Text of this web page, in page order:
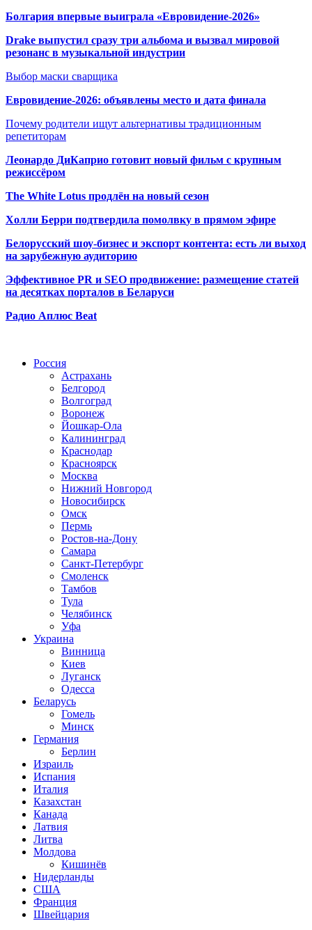
Болгария впервые выиграла «Евровидение-2026»
Drake выпустил сразу три альбома и вызвал мировой
резонанс в музыкальной индустрии
Выбор маски сварщика
Евровидение-2026: объявлены место и дата финала
Почему родители ищут альтернативы традиционным
репетиторам
Леонардо ДиКаприо готовит новый фильм с крупным
режиссёром
The White Lotus продлён на новый сезон
Холли Берри подтвердила помолвку в прямом эфире
Белорусский шоу-бизнес и экспорт контента: есть ли выход
на зарубежную аудиторию
Эффективное PR и SEO продвижение: размещение статей
на десятках порталов в Беларуси
Радио Аплюс Beat
Россия
Астрахань
Белгород
Волгоград
Воронеж
Йошкар-Ола
Калининград
Краснодар
Красноярск
Москва
Нижний Новгород
Новосибирск
Омск
Пермь
Ростов-на-Дону
Самара
Санкт-Петербург
Смоленск
Тамбов
Тула
Челябинск
Уфа
Украина
Винница
Киев
Луганск
Одесса
Беларусь
Гомель
Минск
Германия
Берлин
Израиль
Испания
Италия
Казахстан
Канада
Латвия
Литва
Молдова
Кишинёв
Нидерланды
США
Франция
Швейцария